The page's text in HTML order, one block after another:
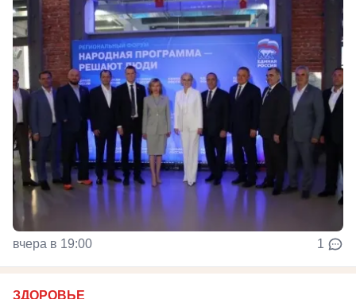
вчера в 19:00 1
ЗДОРОВЬЕ